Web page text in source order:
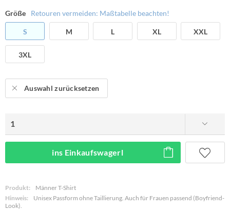
Größe Retouren vermeiden: Maßtabelle beachten!
S M L XL XXL
3XL
Auswahl zurücksetzen
ins Einkaufswagerl
Produkt:
Männer T-Shirt
Hinweis:
Unisex Passform ohne Taillierung. Auch für Frauen passend (Boyfriend-
Look).